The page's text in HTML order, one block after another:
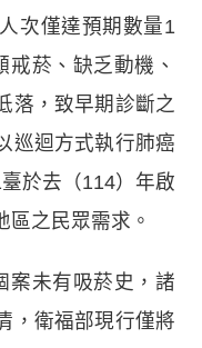
次僅達預期數量1
菸、缺乏動機、
落，致早期診斷之
巡迴方式執行肺癌
於去（114）年啟
區之民眾需求。
案未有吸菸史，諸
，衛福部現行僅將